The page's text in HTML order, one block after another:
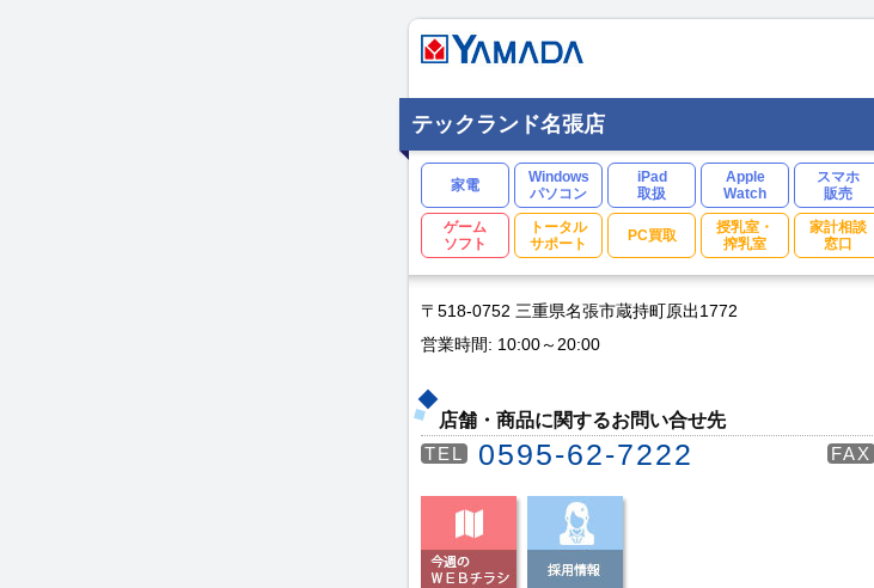
テックランド名張店
家電
Windows
パソコン
iPad
取扱
Apple
Watch
スマホ
販売
ゲーム
ソフト
トータル
サポート
PC買取
授乳室・
搾乳室
家計相談
窓口
〒518-0752 三重県名張市蔵持町原出1772
営業時間: 10:00～20:00
店舗・商品に関するお問い合せ先
TEL 0595-62-7222 FAX